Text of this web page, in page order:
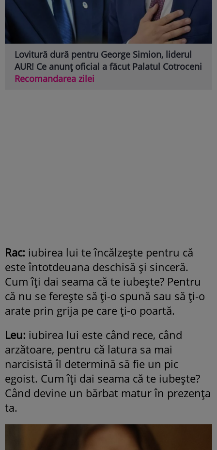
Lovitură dură pentru George Simion, liderul
AUR! Ce anunț oficial a făcut Palatul Cotroceni
Recomandarea zilei
Rac: iubirea lui te încălzeşte pentru că
este întotdeuana deschisă şi sinceră.
Cum îţi dai seama că te iubeşte? Pentru
că nu se fereşte să ţi-o spună sau să ţi-o
arate prin grija pe care ţi-o poartă.
Leu: iubirea lui este când rece, când
arzătoare, pentru că latura sa mai
narcisistă îl determină să fie un pic
egoist. Cum îţi dai seama că te iubeşte?
Când devine un bărbat matur în prezenţa
ta.